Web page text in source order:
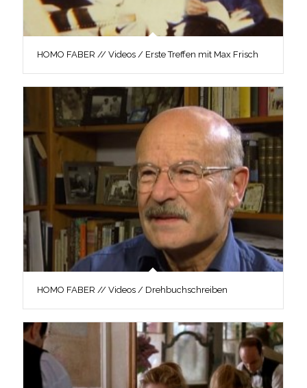
HOMO FABER // Videos / Erste Treffen mit Max Frisch
HOMO FABER // Videos / Drehbuchschreiben